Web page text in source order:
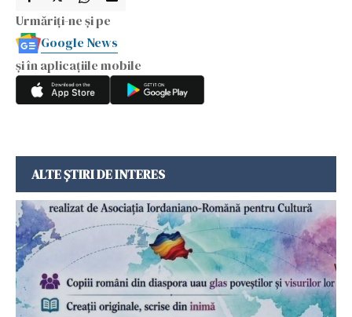
Urmăriți-ne și pe
Google News
și în aplicațiile mobile
ALTE ȘTIRI DE INTERES